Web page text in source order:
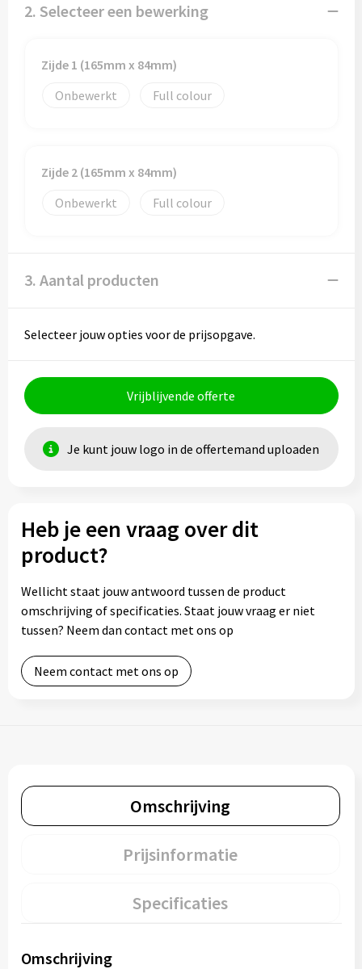
2. Selecteer een bewerking
Zijde 1 (165mm x 84mm)
Onbewerkt
Full colour
Zijde 2 (165mm x 84mm)
Onbewerkt
Full colour
3. Aantal producten
Selecteer jouw opties voor de prijsopgave.
Vrijblijvende offerte
Je kunt jouw logo in de offertemand uploaden
Heb je een vraag over dit
product?
Wellicht staat jouw antwoord tussen de product
omschrijving of specificaties. Staat jouw vraag er niet
tussen? Neem dan contact met ons op
Neem contact met ons op
Omschrijving
Prijsinformatie
Specificaties
Omschrijving